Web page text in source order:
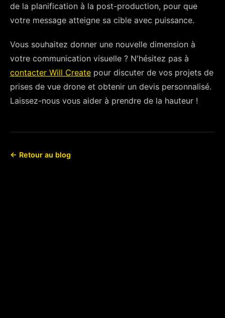
de la planification à la post-production, pour que
votre message atteigne sa cible avec puissance.
Vous souhaitez donner une nouvelle dimension à
votre communication visuelle ? N'hésitez pas à
contacter Will Create pour discuter de vos projets de
prises de vue drone et obtenir un devis personnalisé.
Laissez-nous vous aider à prendre de la hauteur !
← Retour au blog